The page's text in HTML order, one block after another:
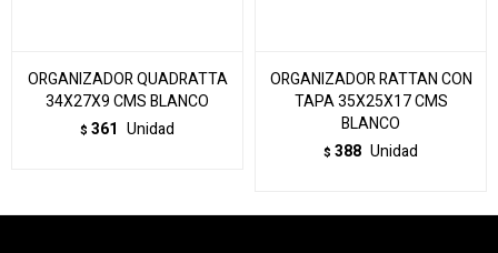
ORGANIZADOR QUADRATTA
34X27X9 CMS BLANCO
$ 361 Unidad
ORGANIZADOR RATTAN CON
TAPA 35X25X17 CMS
BLANCO
$ 388 Unidad